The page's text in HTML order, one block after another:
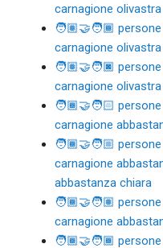
carnagione olivastra
🧑🏽‍🤝‍🧑🏾
carnagione
🧑🏽‍🤝‍🧑🏿
carnagione
🧑🏾‍🤝‍🧑🏻
carnagione
🧑🏾‍🤝‍🧑🏼
carnagione
abbastanza chiara
🧑🏾‍🤝‍🧑🏽
carnagione
🧑🏾‍🤝‍🧑🏾